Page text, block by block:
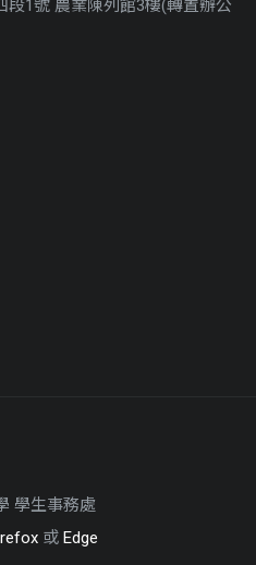
段1號 農業陳列館3樓(轉置辦公
學生事務處
或 Edge